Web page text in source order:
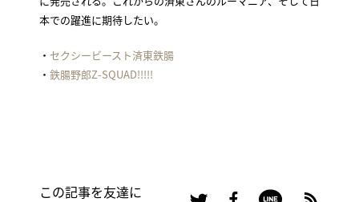
本での躍進に期待したい。
・ セクシービースト済東鉄腸
・ 鉄腸野郎Z-SQUAD!!!!!
この記事を友達に